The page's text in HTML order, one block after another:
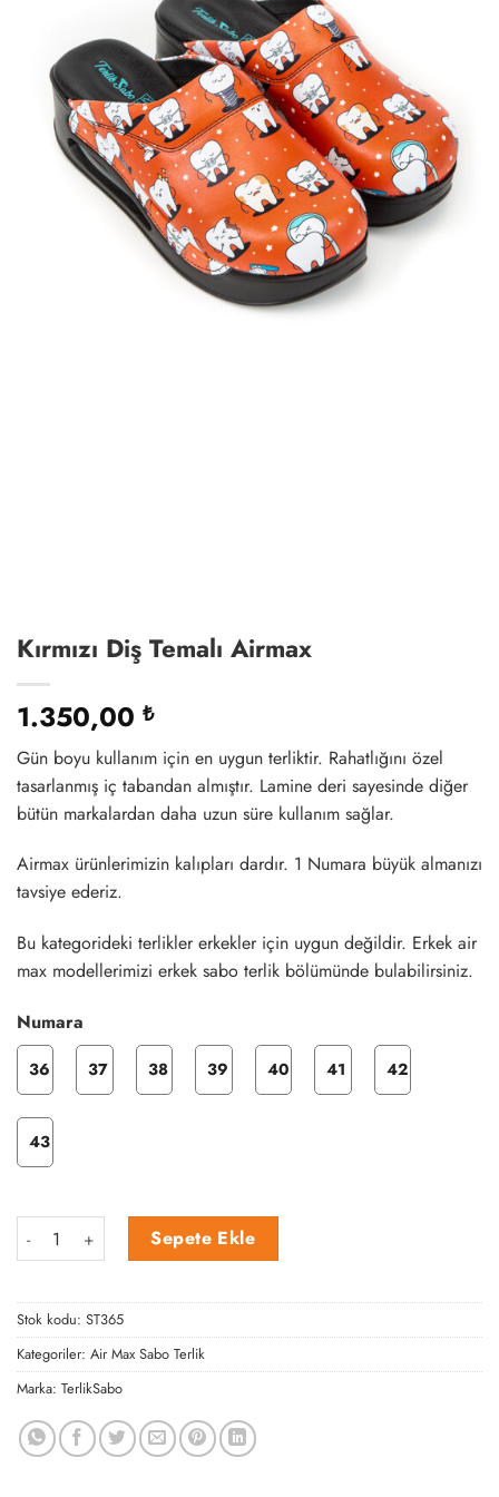
Kırmızı Diş Temalı Airmax
1.350,00 ₺
Gün boyu kullanım için en uygun terliktir. Rahatlığını özel
tasarlanmış iç tabandan almıştır. Lamine deri sayesinde diğer
bütün markalardan daha uzun süre kullanım sağlar.
Airmax ürünlerimizin kalıpları dardır. 1 Numara büyük almanızı
tavsiye ederiz.
Bu kategorideki terlikler erkekler için uygun değildir. Erkek air
max modellerimizi erkek sabo terlik bölümünde bulabilirsiniz.
Numara
36 37 38 39 40 41 42
43
Kırmızı Diş Temalı Airmax adet
Sepete Ekle
Stok kodu: ST365
Kategoriler: Air Max Sabo Terlik
Marka: TerlikSabo